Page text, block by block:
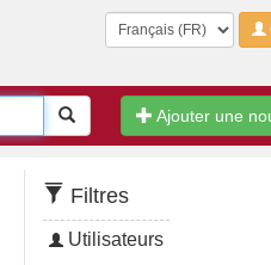
Langue
Ajouter une
Rechercher
Filtres
Utilisateurs